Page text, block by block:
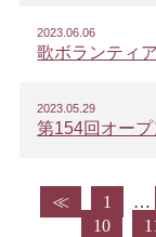
2023.06.06
歌ボランティ
2023.05.29
第154回オー
≪ 1 …
10